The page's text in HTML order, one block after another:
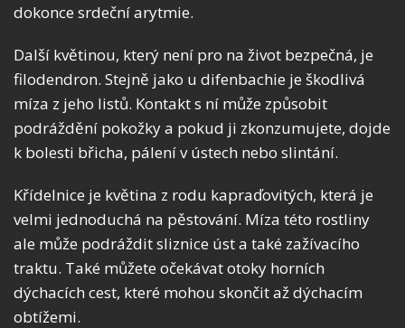
dokonce srdeční arytmie.
Další květinou, který není pro na život bezpečná, je
filodendron. Stejně jako u difenbachie je škodlivá
míza z jeho listů. Kontakt s ní může způsobit
podráždění pokožky a pokud ji zkonzumujete, dojde
k bolesti břicha, pálení v ústech nebo slintání.
Křídelnice je květina z rodu kapraďovitých, která je
velmi jednoduchá na pěstování. Míza této rostliny
ale může podráždit sliznice úst a také zažívacího
traktu. Také můžete očekávat otoky horních
dýchacích cest, které mohou skončit až dýchacím
obtížemi.